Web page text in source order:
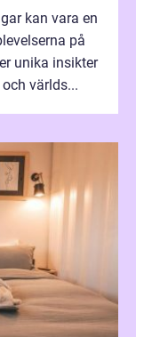
kan vara en
på
unika insikter
världs...